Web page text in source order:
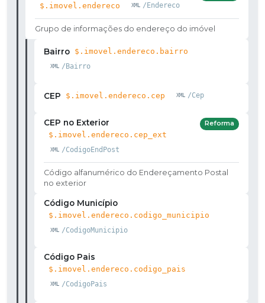
$.imovel.endereco /Endereco
Grupo de informações do endereço do imóvel
Bairro $.imovel.endereco.bairro
/Bairro
CEP $.imovel.endereco.cep /Cep
CEP no Exterior
$.imovel.endereco.cep_ext
/CodigoEndPost
Reforma
Código alfanumérico do Endereçamento Postal
no exterior
Código Município
$.imovel.endereco.codigo_municipio
/CodigoMunicipio
Código Pais
$.imovel.endereco.codigo_pais
/CodigoPais